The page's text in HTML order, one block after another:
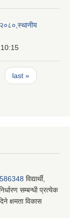
last »
विद्यार्थी,
सम्बन्धी प्रत्येक
क्षमता विकास